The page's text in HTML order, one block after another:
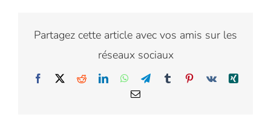
Partagez cette article avec vos amis sur les
réseaux sociaux
Facebook
X RedditLinkedInWhatsApp
TelegramTumblrPinterest
Vk
Xing
Email